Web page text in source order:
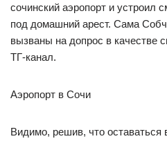
сочинский аэропорт и устроил
под домашний арест. Сама
вызваны на допрос в качестве
ТГ-канал.
Аэропорт в Сочи
Видимо, решив, что оставаться